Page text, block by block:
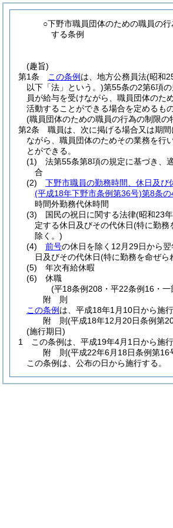
○下野市職員団体のための職員の
する条例
(趣旨)
第1条
この条例 は、地方公務員法(昭和
以下「法」という。)第55条の2第6項
員が給与を受けながら、職員団体のた
活動することができる場合を定めるも
(職員団体のための職員の行為の制限の
第2条
職員は、次に掲げる場合又は期
ながら、職員団体のためその業務を行
とができる。
(1)
法第55条第8項の規定に基づき、
合
(2)
下野市職員の勤務時間、休日及び
(平成18年下野市条例第36号)第8条
時間外勤務代休時間
(3)
国民の祝日に関する法律(昭和23
定する休日及びその代休日(特に勤務
除く。)
(4)
前号の休日を除く12月29日から
日及びその代休日(特に勤務を命ぜら
(5)
年次有給休暇
(6)
休職
(平18条例208・平22条例16・一
附 則
この条例 は、平成18年1月10日から施行
附 則(平成18年12月20日条例第
(施行期日)
1
この条例は、平成19年4月1日から施行
附 則(平成22年6月18日条例第16
この条例は、公布の日から施行する。